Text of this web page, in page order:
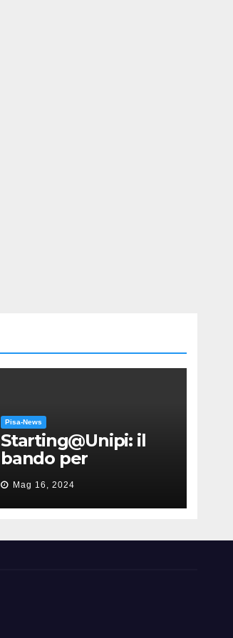
Pisa-News
Starting@Unipi: il
bando per
supportare la
partecipazione
all’ERC Starting
Mag 16, 2024